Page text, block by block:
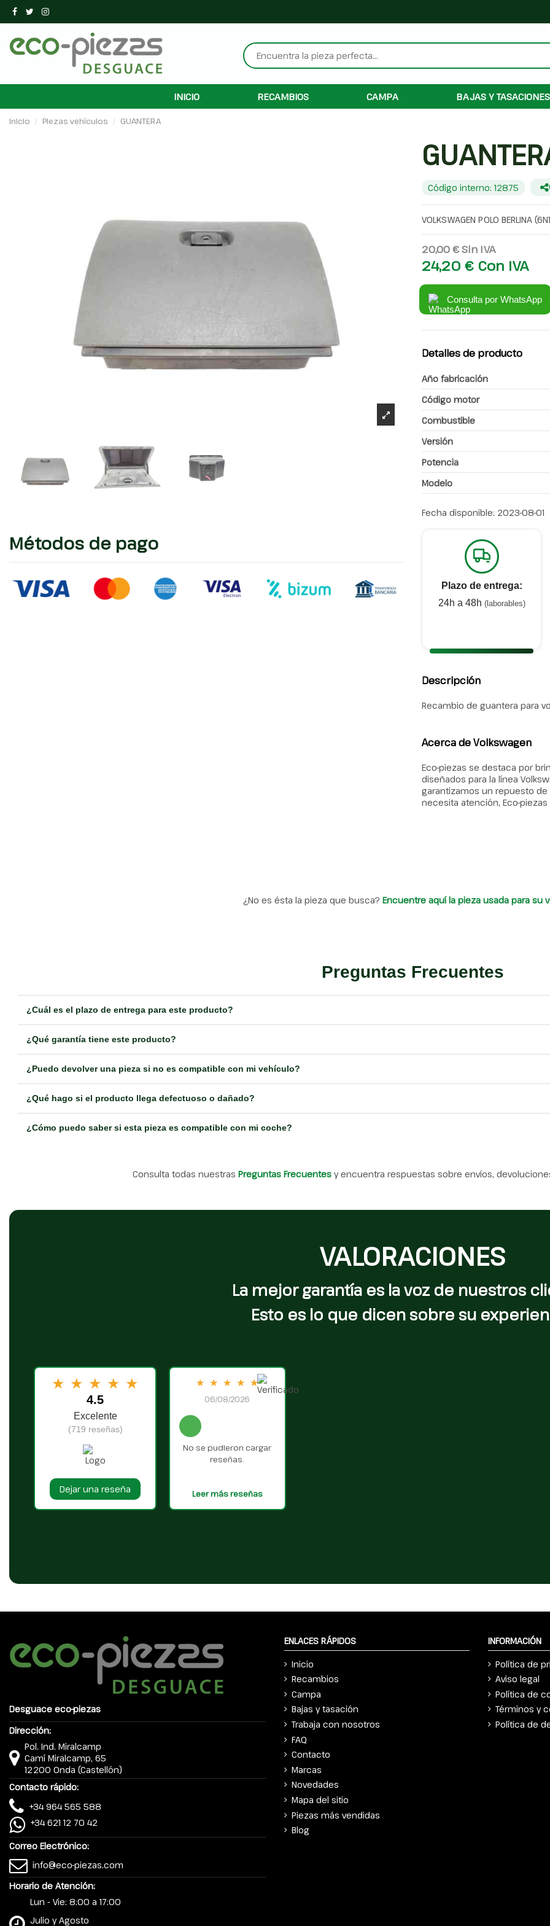
INICIO RECAMBIOS CAMPA BAJAS Y TASACIONES
Inicio Piezas vehículos GUANTERA
Métodos de pago
Código interno: 12875
VOLKSWAGEN POLO BERLINA
20,00 €Sin IVA
24,20 € Con IVA
Consulta por WhatsApp
Detalles de producto
Año fabricación
Código motor
Combustible
Versión
Potencia
Modelo
Fecha disponible: 2023-08-01
Plazo de entrega:
24h a 48h (laborables)
Descripción
Recambio de guantera para
Acerca de Volkswagen
Eco-piezas se destaca por
diseñados para la línea
garantizamos un repuesto de
necesita atención, Eco-
¿No es ésta la pieza que busca? Encuentre aquí la pieza usada para su
Preguntas Frecuentes
¿Cuál es el plazo de entrega para este producto?
¿Qué garantía tiene este producto?
¿Puedo devolver una pieza si no es compatible con mi vehículo?
¿Qué hago si el producto llega defectuoso o dañado?
¿Cómo puedo saber si esta pieza es compatible con mi coche?
Consulta todas nuestras Preguntas Frecuentes y encuentra respuestas sobre envíos,
VALORACIONES
La mejor garantía es la voz de nuestros
Esto es lo que dicen sobre su
★ ★ ★ ★ ★
4.5
Excelente
(719 reseñas)
Dejar una reseña
★ ★ ★ ★ ★
06/08/2026
No se pudieron cargar
reseñas.
Leer más reseñas
Desguace eco-piezas
Dirección:
Pol. Ind. Miralcamp
Camí Miralcamp, 65
12200 Onda (Castellón)
Contacto rápido:
+34 964 565 588
+34 621 12 70 42
Correo Electrónico:
info@eco-piezas.com
Horario de Atención:
Lun - Vie: 8:00 a 17:00
Julio y Agosto
ENLACES RÁPIDOS
Inicio
Recambios
Campa
Bajas y tasación
Trabaja con nosotros
FAQ
Contacto
Marcas
Novedades
Mapa del sitio
Piezas más vendidas
Blog
INFORMACIÓN
Política de
Aviso legal
Política de
Términos y
Política de